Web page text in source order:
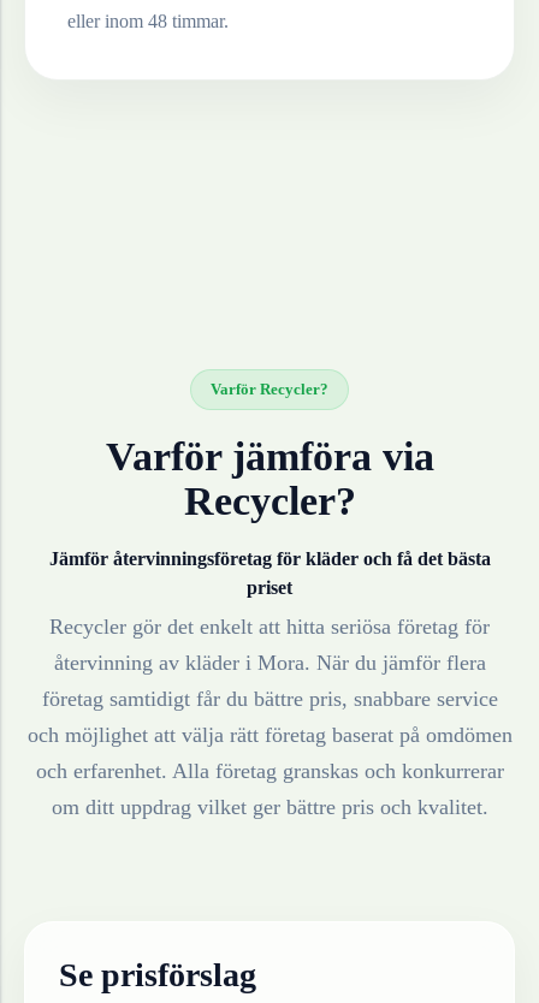
eller inom 48 timmar.
Varför Recycler?
Varför jämföra via
Recycler?
Jämför återvinningsföretag för kläderoch få det bästa
priset
Recycler gör det enkelt att hitta seriösa företag för
återvinning av kläderi Mora. När du jämför flera
företag samtidigt får du bättre pris, snabbare service
och möjlighet att välja rätt företag baserat på omdömen
och erfarenhet. Alla företag granskas och konkurrerar
om ditt uppdrag vilket ger bättre pris och kvalitet.
Se prisförslag